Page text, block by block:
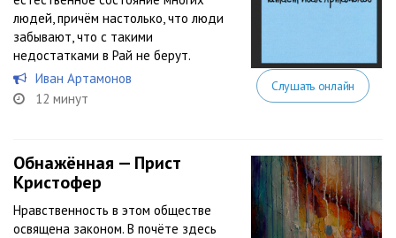
людей, причём настолько, что люди
забывают, что с такими
недостатками в Рай не берут.
Иван Артамонов
12 минут
Слушать онлайн
Обнажённая — Прист
Кристофер
Нравственность в этом обществе
освящена законом. В почёте здесь